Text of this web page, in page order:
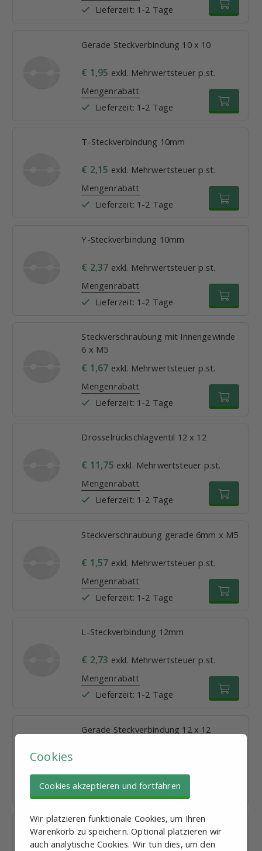
Lieferzeit: 1-2 Tage
Gerade Steckverbindung 10 x 10
€ 1,95 exkl. Mehrwertsteuer p.st.
Mengenrabatt
Lieferzeit: 1-2 Tage
T-Steckverbindung 10mm
€ 2,15 exkl. Mehrwertsteuer p.st.
Mengenrabatt
Lieferzeit: 1-2 Tage
Y-Steckverbindung 10mm
€ 2,37 exkl. Mehrwertsteuer p.st.
Mengenrabatt
Lieferzeit: 1-2 Tage
Steckverschraubung mit Innengewinde
6 x M5
€ 1,67 exkl. Mehrwertsteuer p.st.
Mengenrabatt
Lieferzeit: 1-2 Tage
Drosselrückschlagventil 12 x 12
€ 11,75 exkl. Mehrwertsteuer p.st.
Mengenrabatt
Lieferzeit: 1-2 Tage
Steckverschraubung gerade 6mm x M5
€ 1,57 exkl. Mehrwertsteuer p.st.
Mengenrabatt
Lieferzeit: 1-2 Tage
L-Steckverbindung 12mm
€ 2,73 exkl. Mehrwertsteuer p.st.
Mengenrabatt
Lieferzeit: 1-2 Tage
Gerade Steckverbindung 12 x 12
Mengenrabatt
Lieferzeit: 1-2 Tage
T-Steckverbindung 12mm
Cookies
Cookies akzeptieren und fortfahren
Wir platzieren funktionale Cookies, um Ihren
Warenkorb zu speichern. Optional platzieren wir
auch analytische Cookies. Wir tun dies, um den